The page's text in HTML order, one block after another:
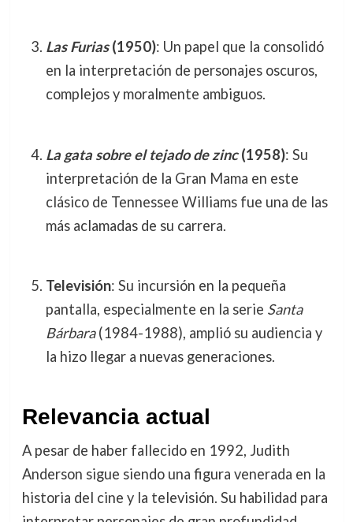
Las Furias(1950): Un papel que la consolidó
en la interpretación de personajes oscuros,
complejos y moralmente ambiguos.
La gata sobre el tejado de zinc(1958): Su
interpretación de la Gran Mama en este
clásico de Tennessee Williams fue una de las
más aclamadas de su carrera.
Televisión: Su incursión en la pequeña
pantalla, especialmente en la serie Santa
Bárbara(1984-1988), amplió su audiencia y
la hizo llegar a nuevas generaciones.
Relevancia actual
A pesar de haber fallecido en 1992, Judith
Anderson sigue siendo una figura venerada en la
historia del cine y la televisión. Su habilidad para